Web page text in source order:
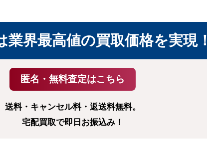
業界最高値の買取価格を実現！
送料・キャンセル料・返送料無料。
宅配買取で即日お振込み！